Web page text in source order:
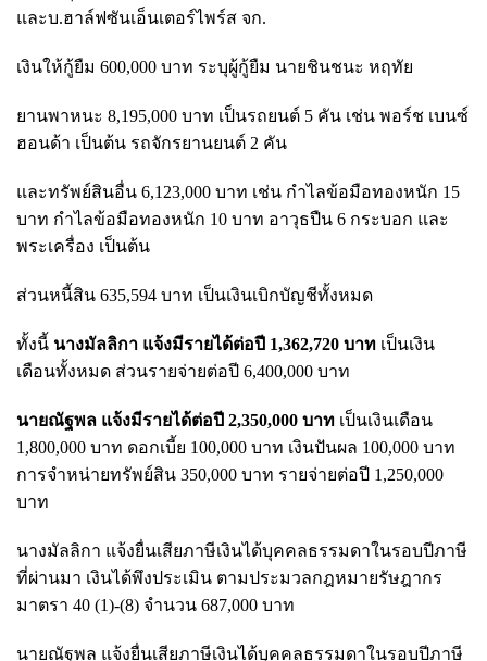
และบ.ฮาล์ฟซันเอ็นเตอร์ไพร์ส จก.
เงินให้กู้ยืม 600,000 บาท ระบุผู้กู้ยืม นายชินชนะ หฤทัย
ยานพาหนะ 8,195,000 บาท เป็นรถยนต์ 5 คัน เช่น พอร์ช เบนซ์
ฮอนด้า เป็นต้น รถจักรยานยนต์ 2 คัน
และทรัพย์สินอื่น 6,123,000 บาท เช่น กำไลข้อมือทองหนัก 15
บาท กำไลข้อมือทองหนัก 10 บาท อาวุธปืน 6 กระบอก และ
พระเครื่อง เป็นต้น
ส่วนหนี้สิน 635,594 บาท เป็นเงินเบิกบัญชีทั้งหมด
ทั้งนี้ นางมัลลิกา แจ้งมีรายได้ต่อปี 1,362,720 บาท เป็นเงิน
เดือนทั้งหมด ส่วนรายจ่ายต่อปี 6,400,000 บาท
นายณัฐพล แจ้งมีรายได้ต่อปี 2,350,000 บาท เป็นเงินเดือน
1,800,000 บาท ดอกเบี้ย 100,000 บาท เงินปันผล 100,000 บาท
การจำหน่ายทรัพย์สิน 350,000 บาท รายจ่ายต่อปี 1,250,000
บาท
นางมัลลิกา แจ้งยื่นเสียภาษีเงินได้บุคคลธรรมดาในรอบปีภาษี
ที่ผ่านมา เงินได้พึงประเมิน ตามประมวลกฎหมายรัษฎากร
มาตรา 40 (1)-(8) จำนวน 687,000 บาท
นายณัฐพล แจ้งยื่นเสียภาษีเงินได้บุคคลธรรมดาในรอบปีภาษี